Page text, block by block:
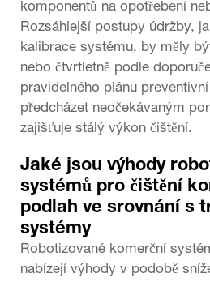
komponentů na opotřebení
Rozsáhlejší postupy údržby,
kalibrace systému, by měly
nebo čtvrtletně podle
pravidelného plánu
předcházet neočekávaným
zajišťuje stálý výkon čištění.
Jaké jsou výhody
systémů pro čištění
podlah ve srovnání s
systémy
Robotizované komerční
nabízejí výhody v podobě